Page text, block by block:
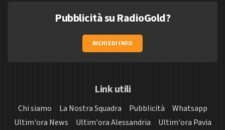
Pubblicità su RadioGold?
RICHIEDI INFO
Link utili
Chi siamo La Nostra Squadra Pubblicità
Whatsapp
Ultim'ora News
Ultim'ora Alessandria
Ultim'ora Pavia